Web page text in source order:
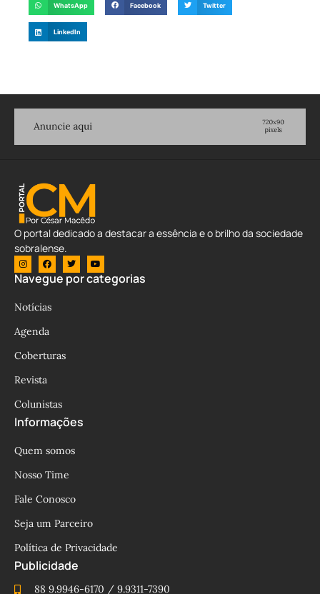
WhatsApp Facebook Twitter
LinkedIn
O portal dedicado a destacar a essência e o brilho da sociedade
sobralense.
Navegue por categorias
Notícias
Agenda
Coberturas
Revista
Colunistas
Informações
Quem somos
Nosso Time
Fale Conosco
Seja um Parceiro
Política de Privacidade
Publicidade
88 9.9946-6170 / 9.9311-7390